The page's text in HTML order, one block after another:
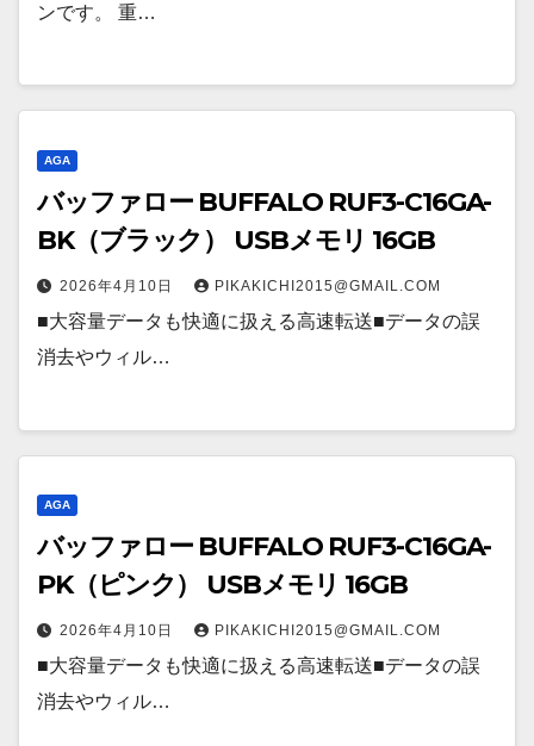
ンです。 重…
AGA
バッファロー BUFFALO RUF3-C16GA-
BK（ブラック） USBメモリ 16GB
2026年4月10日 PIKAKICHI2015@GMAIL.COM
■大容量データも快適に扱える高速転送■データの誤
消去やウィル…
AGA
バッファロー BUFFALO RUF3-C16GA-
PK（ピンク） USBメモリ 16GB
2026年4月10日 PIKAKICHI2015@GMAIL.COM
■大容量データも快適に扱える高速転送■データの誤
消去やウィル…